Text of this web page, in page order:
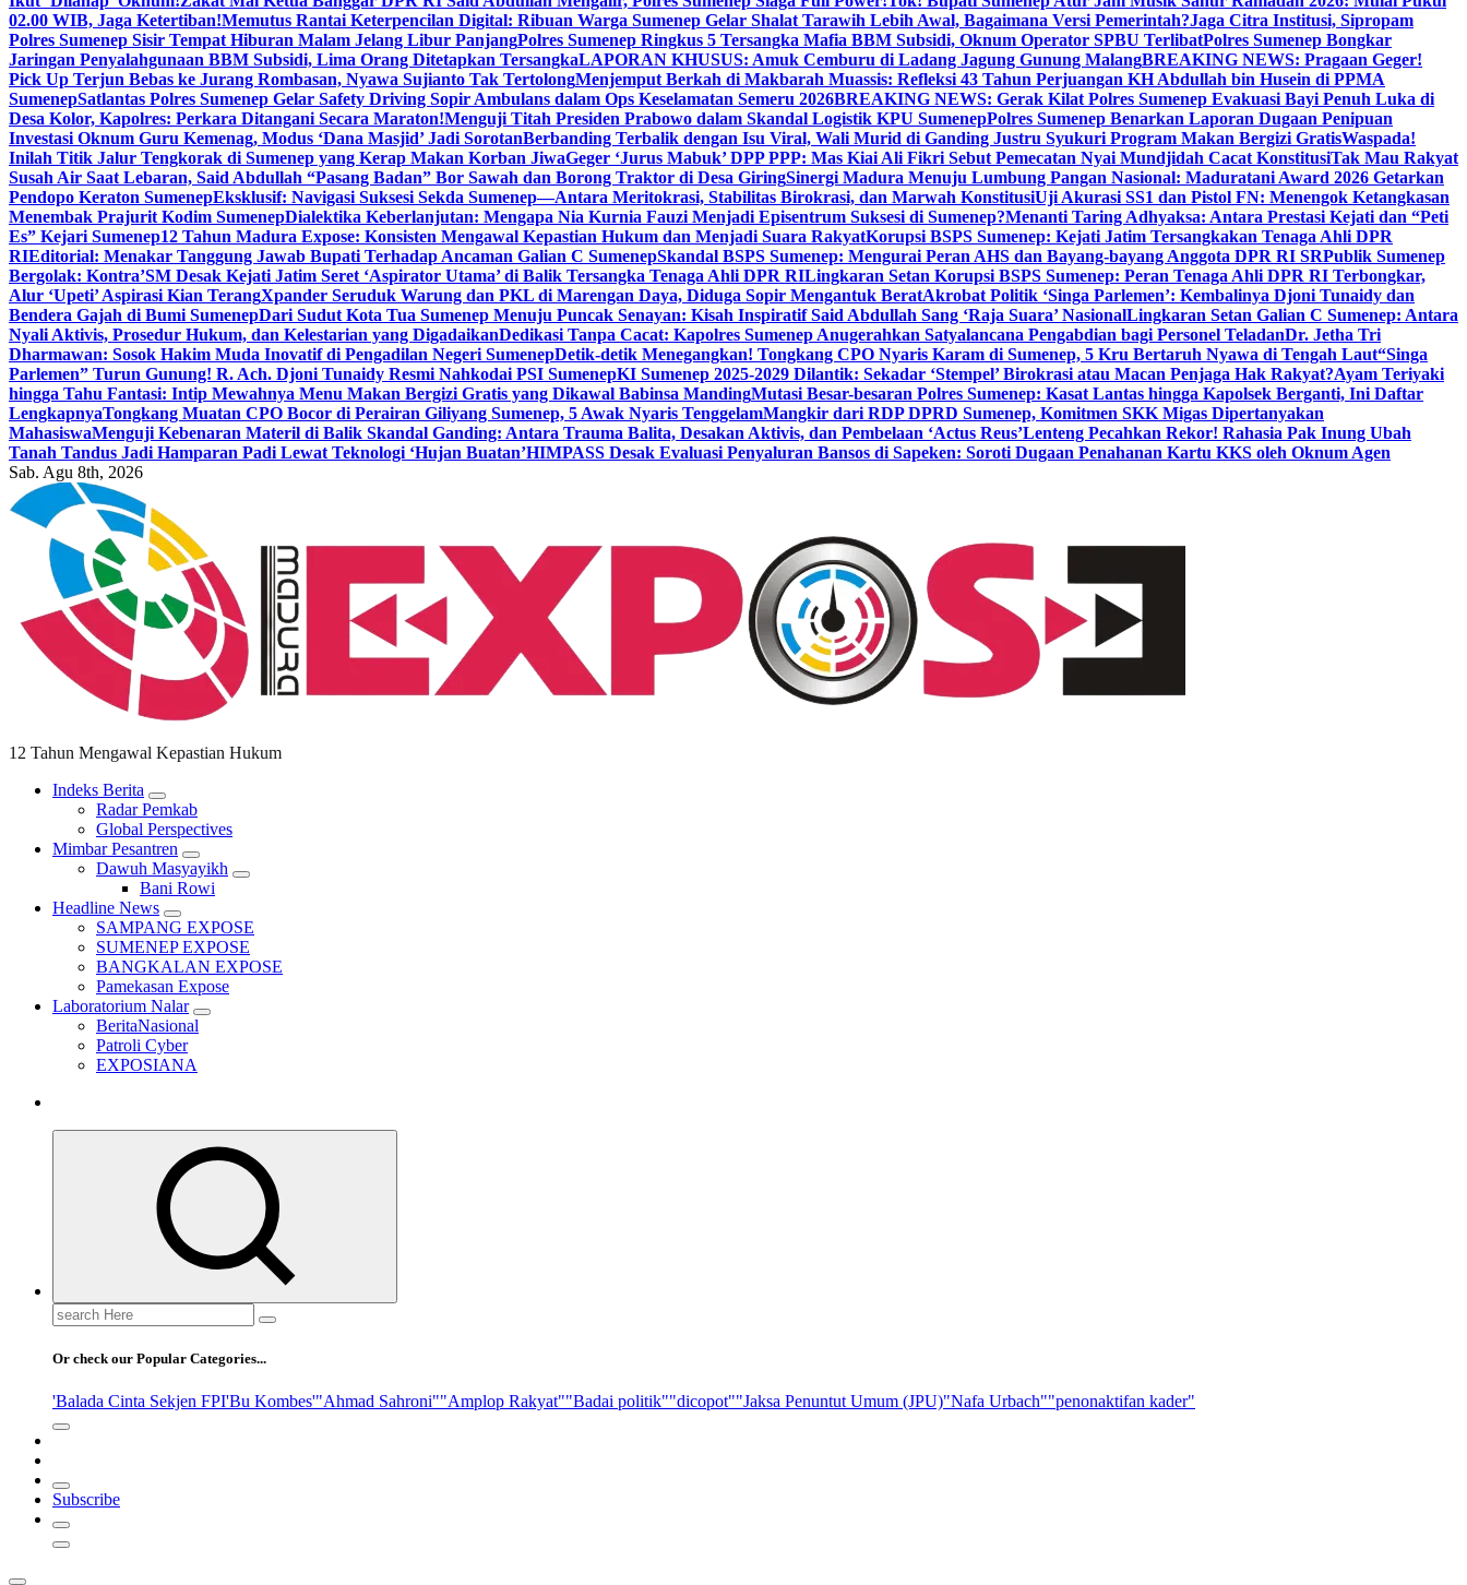
02.00 WIB, Jaga Ketertiban!Memutus Rantai Keterpencilan Digital: Ribuan Warga Sumenep Gelar Shalat Tarawih Lebih Awal, Bagaimana Versi Pemerintah?Jaga Citra Institusi, Sipropam
Polres Sumenep Sisir Tempat Hiburan Malam Jelang Libur PanjangPolres Sumenep Ringkus 5 Tersangka Mafia BBM Subsidi, Oknum Operator SPBU TerlibatPolres Sumenep Bongkar
Jaringan Penyalahgunaan BBM Subsidi, Lima Orang Ditetapkan TersangkaLAPORAN KHUSUS: Amuk Cemburu di Ladang Jagung Gunung MalangBREAKING NEWS: Pragaan Geger!
Pick Up Terjun Bebas ke Jurang Rombasan, Nyawa Sujianto Tak TertolongMenjemput Berkah di Makbarah Muassis: Refleksi 43 Tahun Perjuangan KH Abdullah bin Husein di PPMA
SumenepSatlantas Polres Sumenep Gelar Safety Driving Sopir Ambulans dalam Ops Keselamatan Semeru 2026BREAKING NEWS: Gerak Kilat Polres Sumenep Evakuasi Bayi Penuh Luka di
Desa Kolor, Kapolres: Perkara Ditangani Secara Maraton!Menguji Titah Presiden Prabowo dalam Skandal Logistik KPU SumenepPolres Sumenep Benarkan Laporan Dugaan Penipuan
Investasi Oknum Guru Kemenag, Modus ‘Dana Masjid’ Jadi SorotanBerbanding Terbalik dengan Isu Viral, Wali Murid di Ganding Justru Syukuri Program Makan Bergizi GratisWaspada!
Inilah Titik Jalur Tengkorak di Sumenep yang Kerap Makan Korban JiwaGeger ‘Jurus Mabuk’ DPP PPP: Mas Kiai Ali Fikri Sebut Pemecatan Nyai Mundjidah Cacat KonstitusiTak Mau Rakyat
Susah Air Saat Lebaran, Said Abdullah “Pasang Badan” Bor Sawah dan Borong Traktor di Desa GiringSinergi Madura Menuju Lumbung Pangan Nasional: Maduratani Award 2026 Getarkan
Pendopo Keraton SumenepEksklusif: Navigasi Suksesi Sekda Sumenep—Antara Meritokrasi, Stabilitas Birokrasi, dan Marwah KonstitusiUji Akurasi SS1 dan Pistol FN: Menengok Ketangkasan
Menembak Prajurit Kodim SumenepDialektika Keberlanjutan: Mengapa Nia Kurnia Fauzi Menjadi Episentrum Suksesi di Sumenep?Menanti Taring Adhyaksa: Antara Prestasi Kejati dan “Peti
Es” Kejari Sumenep12 Tahun Madura Expose: Konsisten Mengawal Kepastian Hukum dan Menjadi Suara RakyatKorupsi BSPS Sumenep: Kejati Jatim Tersangkakan Tenaga Ahli DPR
RIEditorial: Menakar Tanggung Jawab Bupati Terhadap Ancaman Galian C SumenepSkandal BSPS Sumenep: Mengurai Peran AHS dan Bayang-bayang Anggota DPR RI SRPublik Sumenep
Bergolak: Kontra’SM Desak Kejati Jatim Seret ‘Aspirator Utama’ di Balik Tersangka Tenaga Ahli DPR RILingkaran Setan Korupsi BSPS Sumenep: Peran Tenaga Ahli DPR RI Terbongkar,
Alur ‘Upeti’ Aspirasi Kian TerangXpander Seruduk Warung dan PKL di Marengan Daya, Diduga Sopir Mengantuk BeratAkrobat Politik ‘Singa Parlemen’: Kembalinya Djoni Tunaidy dan
Bendera Gajah di Bumi SumenepDari Sudut Kota Tua Sumenep Menuju Puncak Senayan: Kisah Inspiratif Said Abdullah Sang ‘Raja Suara’ NasionalLingkaran Setan Galian C Sumenep: Antara
Nyali Aktivis, Prosedur Hukum, dan Kelestarian yang DigadaikanDedikasi Tanpa Cacat: Kapolres Sumenep Anugerahkan Satyalancana Pengabdian bagi Personel TeladanDr. Jetha Tri
Dharmawan: Sosok Hakim Muda Inovatif di Pengadilan Negeri SumenepDetik-detik Menegangkan! Tongkang CPO Nyaris Karam di Sumenep, 5 Kru Bertaruh Nyawa di Tengah Laut“Singa
Parlemen” Turun Gunung! R. Ach. Djoni Tunaidy Resmi Nahkodai PSI SumenepKI Sumenep 2025-2029 Dilantik: Sekadar ‘Stempel’ Birokrasi atau Macan Penjaga Hak Rakyat?Ayam Teriyaki
hingga Tahu Fantasi: Intip Mewahnya Menu Makan Bergizi Gratis yang Dikawal Babinsa MandingMutasi Besar-besaran Polres Sumenep: Kasat Lantas hingga Kapolsek Berganti, Ini Daftar
LengkapnyaTongkang Muatan CPO Bocor di Perairan Giliyang Sumenep, 5 Awak Nyaris TenggelamMangkir dari RDP DPRD Sumenep, Komitmen SKK Migas Dipertanyakan
MahasiswaMenguji Kebenaran Materil di Balik Skandal Ganding: Antara Trauma Balita, Desakan Aktivis, dan Pembelaan ‘Actus Reus’Lenteng Pecahkan Rekor! Rahasia Pak Inung Ubah
Tanah Tandus Jadi Hamparan Padi Lewat Teknologi ‘Hujan Buatan’HIMPASS Desak Evaluasi Penyaluran Bansos di Sapeken: Soroti Dugaan Penahanan Kartu KKS oleh Oknum Agen
Sab. Agu 8th, 2026
12 Tahun Mengawal Kepastian Hukum
Indeks Berita
Radar Pemkab
Global Perspectives
Mimbar Pesantren
Dawuh Masyayikh
Bani Rowi
Headline News
SAMPANG EXPOSE
SUMENEP EXPOSE
BANGKALAN EXPOSE
Pamekasan Expose
Laboratorium Nalar
BeritaNasional
Patroli Cyber
EXPOSIANA
Search
for:
Or check our Popular Categories...
'Balada Cinta Sekjen FPI'Bu Kombes'"Ahmad Sahroni""Amplop Rakyat""Badai politik""dicopot""Jaksa Penuntut Umum (JPU)"Nafa Urbach""penonaktifan kader"
Subscribe